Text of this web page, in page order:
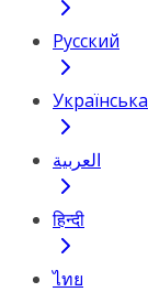
Русский
Українська
العربية
हिन्दी
ไทย